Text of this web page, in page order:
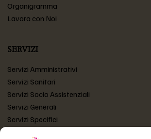
Organigramma
Lavora con Noi
SERVIZI
Servizi Amministrativi
Servizi Sanitari
Servizi Socio Assistenziali
Servizi Generali
Servizi Specifici